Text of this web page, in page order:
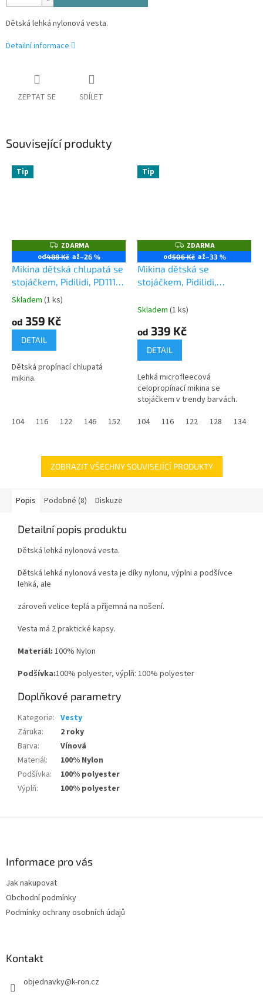
Dětská lehká nylonová vesta.
Detailní informace
ZEPTAT SE SDÍLET
Související produkty
Tip
Z
D
A
R
M
A
ZDARMA
od488 Kč až–26 %
Mikina dětská chlupatá se
stojáčkem, Pidilidi, PD1114-
06, fialová
Průměrné
produktu
5
hvězdiček.
Skladem (1 ks)
od 359 Kč
DETAIL
Dětská propínací chlupatá
mikina.
104 116 122 146 152 158
Tip
Z
D
A
R
M
A
ZDARMA
od506 Kč až–33 %
Mikina dětská se
stojáčkem, Pidilidi,
Skladem (1 ks)
od 339 Kč
DETAIL
Lehká microfleecová
celopropínací mikina se
stojáčkem v trendy barvách.
104
116 122 128 134
ZOBRAZIT VŠECHNY SOUVISEJÍCÍ PRODUKTY
Popis Podobné (8) Diskuze
Detailní popis produktu
Dětská lehká nylonová vesta.
Dětská lehká nylonová vesta je díky nylonu, výplni a podšívce
lehká, ale
zároveň velice teplá a příjemná na nošení.
Vesta má 2 praktické kapsy.
Materiál: 100% Nylon
Podšívka:100% polyester, výplň: 100% polyester
Doplňkové parametry
Kategorie: Vesty
Záruka:
2 roky
Barva:
Vínová
Materiál:
100% Nylon
Podšívka:
100% polyester
Výplň: 100% polyester
Informace pro vás
Jak nakupovat
Obchodní podmínky
Podmínky ochrany osobních údajů
Kontakt
objednavky@k-ron.cz